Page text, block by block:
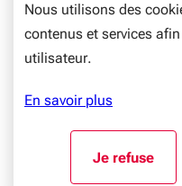
Nous utilisons des
contenus et services
utilisateur.
En savoir plus
Je refuse
Mentions légales